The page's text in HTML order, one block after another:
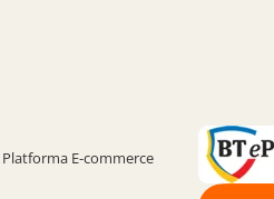
Platforma E-commerce